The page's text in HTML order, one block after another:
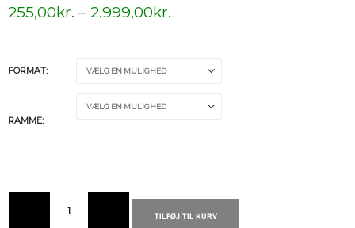
255,00kr. – 2.999,00kr.
FORMAT
RAMME
TILFØJ TIL KURV